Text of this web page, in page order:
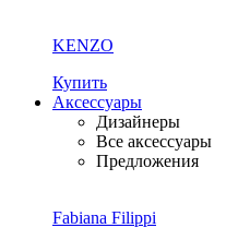
KENZO
Купить
Аксессуары
Дизайнеры
Все аксессуары
Предложения
Fabiana Filippi